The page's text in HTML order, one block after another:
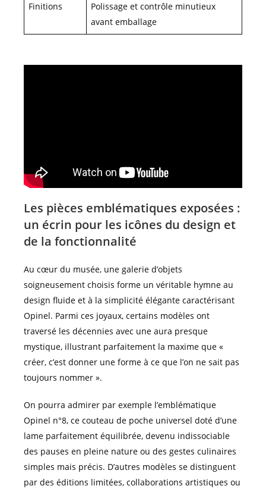
Finitions
Polissage et contrôle minutieux
avant emballage
Les pièces emblématiques exposées :
un écrin pour les icônes du design et
de la fonctionnalité
Au cœur du musée, une galerie d’objets
soigneusement choisis forme un véritable hymne au
design fluide et à la simplicité élégante caractérisant
Opinel. Parmi ces joyaux, certains modèles ont
traversé les décennies avec une aura presque
mystique, illustrant parfaitement la maxime que «
créer, c’est donner une forme à ce que l’on ne sait pas
toujours nommer ».
On pourra admirer par exemple l’emblématique
Opinel n°8, ce couteau de poche universel doté d’une
lame parfaitement équilibrée, devenu indissociable
des pauses en pleine nature ou des gestes culinaires
simples mais précis. D’autres modèles se distinguent
par des éditions limitées, collaborations artistiques ou